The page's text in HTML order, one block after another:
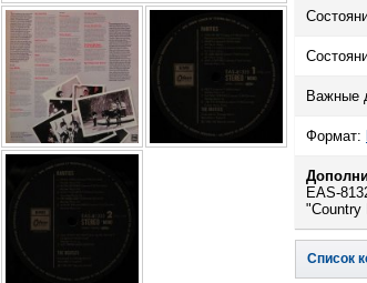
Важные
Формат:
EAS-
"Country
Список